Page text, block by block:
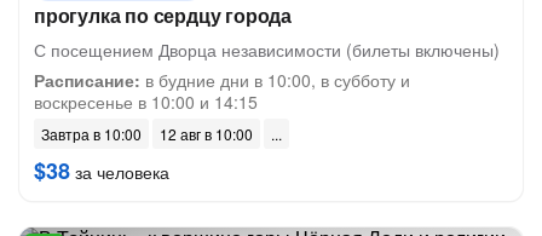
прогулка по сердцу города
С посещением Дворца независимости (билеты включены)
Расписание: в будние дни в 10:00, в субботу и
воскресенье в 10:00 и 14:15
Завтра в 10:00 12 авг в 10:00
$38 за человека